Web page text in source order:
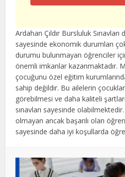
alan
boş
bırakılmalıdır
Ardahan Çıldır Bursluluk
sayesinde ekonomik durumları
durumu bulunmayan öğrenciler
önemli imkanlar kazanmaktadır.
çocuğunu özel eğitim
sahip değildir. Bu ailelerin
görebilmesi ve daha kaliteli
sınavları sayesinde
olmayan ancak başarılı olan
sayesinde daha iyi koşullarda